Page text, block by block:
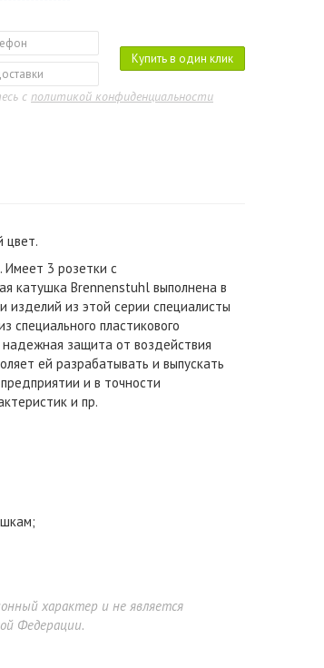
Купить в один клик
с политикой конфиденциальности
цвет.
Имеет 3 розетки с
катушка Brennenstuhl выполнена в
изделий из этой серии специалисты
специального пластикового
защита от воздействия
ей разрабатывать и выпускать
и в точности
и пр.
характер и не является
Федерации.